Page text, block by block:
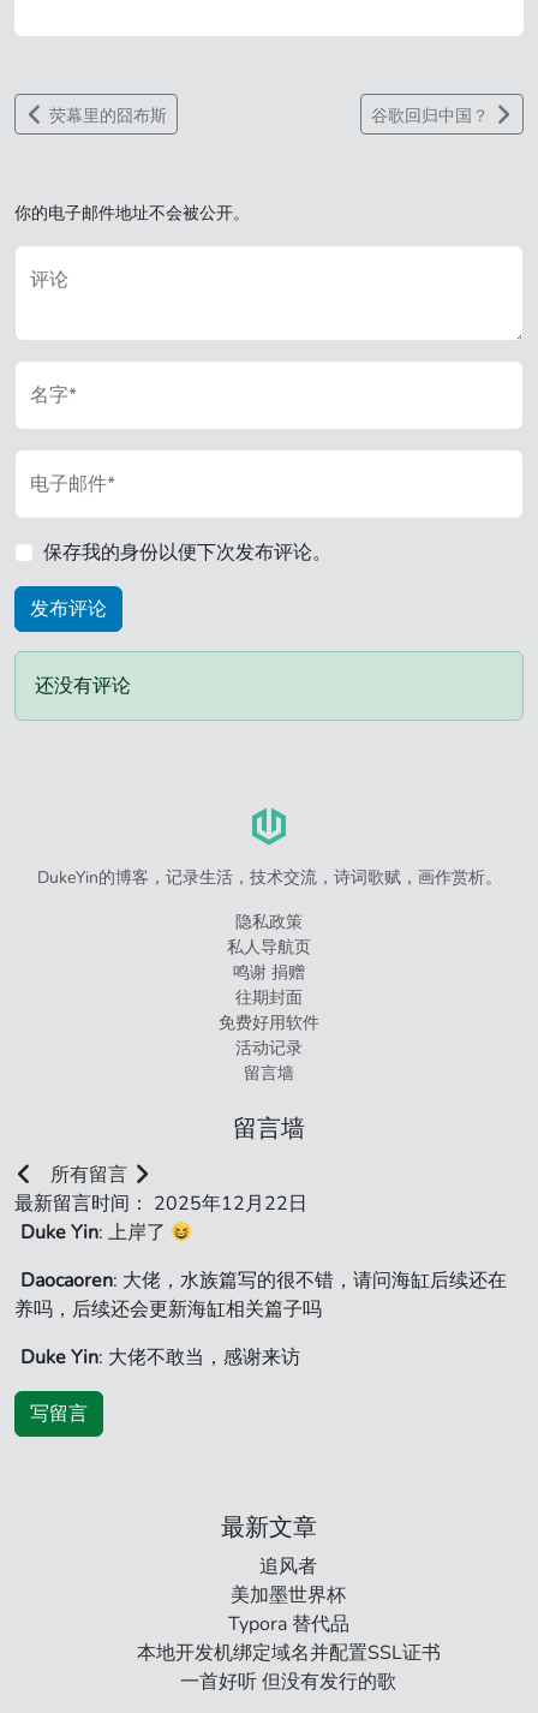
荧幕里的囧布斯 谷歌回归中国？
你的电子邮件地址不会被公开。
评论
名字*
电子邮件*
保存我的身份以便下次发布评论。
还没有评论
DukeYin的博客，记录生活，技术交流，诗词歌赋，画作赏析。
隐私政策
私人导航页
鸣谢 捐赠
往期封面
免费好用软件
活动记录
留言墙
留言墙
所有留言
最新留言时间： 2025年12月22日
Duke Yin: 上岸了
Daocaoren: 大佬，水族篇写的很不错，请问海缸后续还在
养吗，后续还会更新海缸相关篇子吗
Duke Yin: 大佬不敢当，感谢来访
写留言
最新文章
追风者
美加墨世界杯
Typora 替代品
本地开发机绑定域名并配置SSL证书
一首好听 但没有发行的歌